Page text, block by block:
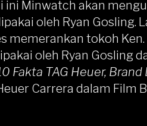
ini Minwatch akan
oleh Ryan Gosling.
memerankan tokoh
oleh Ryan Gosling
Fakta TAG Heuer,
Carrera dalam Film